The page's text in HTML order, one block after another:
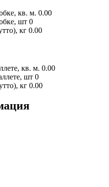
кв. м. 0.00
шт 0
кг 0.00
кв. м. 0.00
шт 0
кг 0.00